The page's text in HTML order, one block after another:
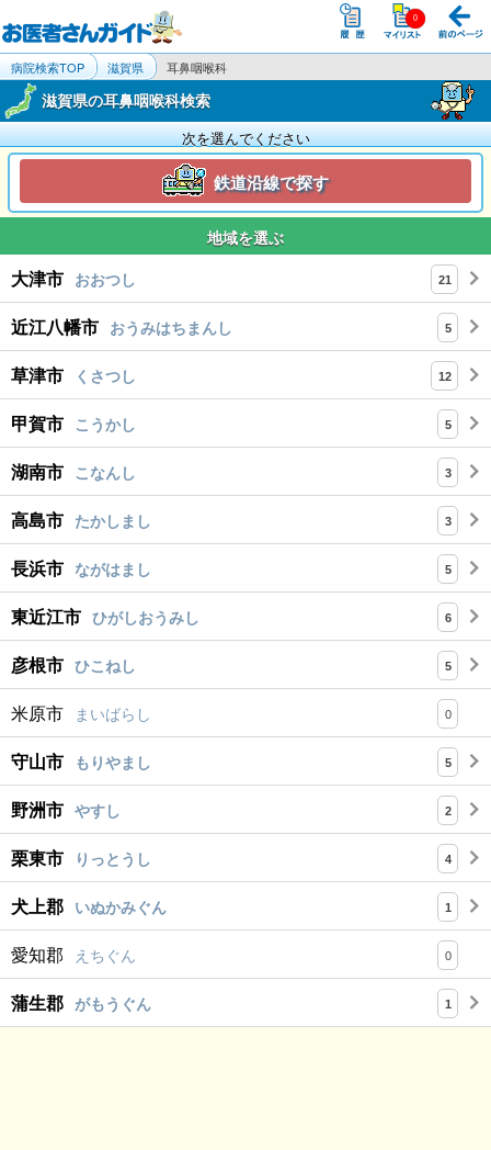
病院検索TOP 滋賀県 耳鼻咽喉科
滋賀県の耳鼻咽喉科検索
次を選んでください
鉄道沿線で探す
地域を選ぶ
大津市 おおつし 21
近江八幡市 おうみはちまんし 5
草津市 くさつし 12
甲賀市 こうかし 5
湖南市 こなんし 3
高島市 たかしまし 3
長浜市 ながはまし 5
東近江市 ひがしおうみし 6
彦根市 ひこねし 5
米原市 まいばらし 0
守山市 もりやまし 5
野洲市 やすし 2
栗東市 りっとうし 4
犬上郡 いぬかみぐん 1
愛知郡 えちぐん 0
蒲生郡 がもうぐん 1